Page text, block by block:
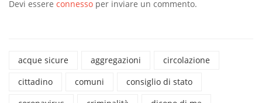
Devi essere connesso per inviare un commento.
acque sicure aggregazioni
circolazione
cittadino
comuni
consiglio di stato